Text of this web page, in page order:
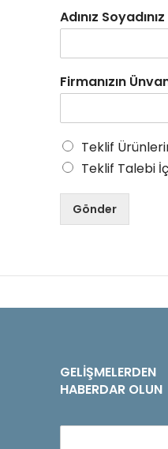
Adınız Soyadınız
Firmanızın
Teklif
Teklif Talebi
Gönder
GELIŞMELERDEN
HABERDAR OLUN